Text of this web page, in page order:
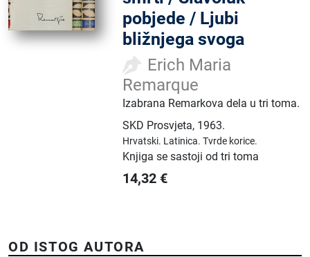
pobjede / Ljubi
bližnjega svoga
Erich Maria
Remarque
Izabrana Remarkova dela u tri toma.
SKD Prosvjeta, 1963.
Hrvatski. Latinica.Tvrde korice.
Knjiga se sastoji od tri toma
14,32 €
OD ISTOG AUTORA